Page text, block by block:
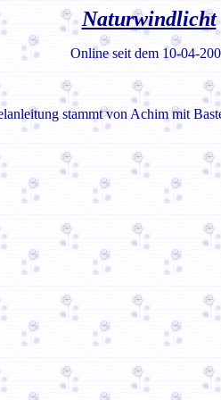
Naturwindlicht
Online seit dem 10-04-
stammt von Achim mit